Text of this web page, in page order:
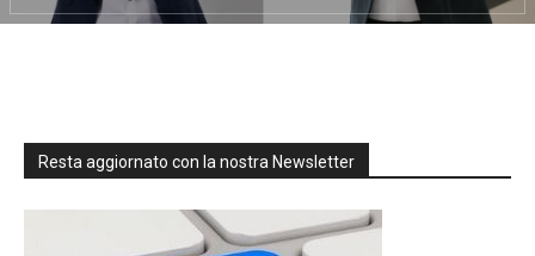
Resta aggiornato con la nostra Newsletter